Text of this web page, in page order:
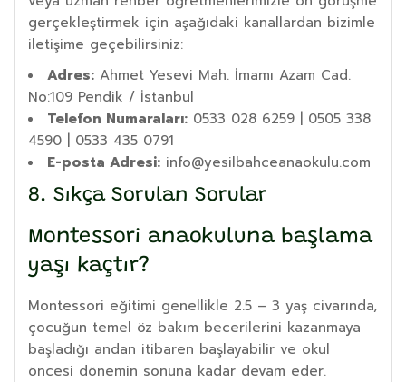
gerçekleştirmek için aşağıdaki kanallardan bizimle
iletişime geçebilirsiniz:
Adres: Ahmet Yesevi Mah. İmamı Azam Cad.
No:109 Pendik / İstanbul
Telefon Numaraları: 0533 028 6259 | 0505 338
4590 | 0533 435 0791
E-posta Adresi: info@yesilbahceanaokulu.com
8. Sıkça Sorulan Sorular
Montessori anaokuluna başlama
yaşı kaçtır?
Montessori eğitimi genellikle 2.5 – 3 yaş civarında,
çocuğun temel öz bakım becerilerini kazanmaya
başladığı andan itibaren başlayabilir ve okul
öncesi dönemin sonuna kadar devam eder.